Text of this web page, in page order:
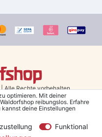
|Alle Rechte vorbehalten.
garantierter Versand am
und Österreich ab 79 €.
optimieren. Mit deiner
reibungslos. Erfahre
kannst deine Einstellungen
Funktional